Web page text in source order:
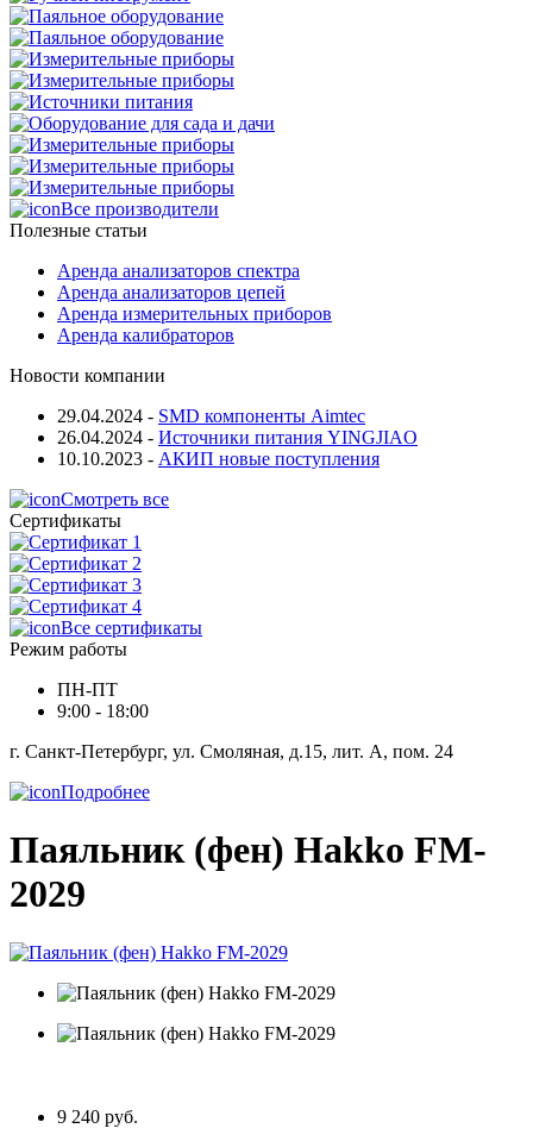
Все производители
Полезные статьи
Аренда анализаторов спектра
Аренда анализаторов цепей
Аренда измерительных приборов
Аренда калибраторов
Новости компании
29.04.2024 - SMD компоненты Aimtec
26.04.2024 - Источники питания YINGJIAO
10.10.2023 - АКИП новые поступления
Смотреть все
Сертификаты
Все сертификаты
Режим работы
ПН-ПТ
9:00 - 18:00
г. Санкт-Петербург, ул. Смоляная, д.15, лит. А, пом. 24
Подробнее
Паяльник (фен) Hakko FM-
2029
9 240 руб.